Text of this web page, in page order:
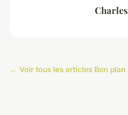
Charles
← Voir tous les articles Bon plan